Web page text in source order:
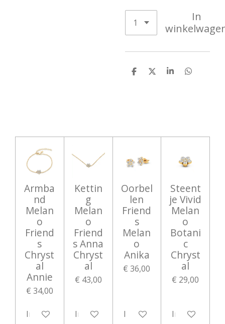
In
D
D
S
D
Armba
nd
Melan
o
Friend
s
Chryst
al
Annie
€ 34,00
In winkelwagen
Kettin
g
Melan
o
Friend
s Anna
Chryst
al
€ 43,00
In winkelwagen
Oorbel
len
Friend
s
Melan
o
Anika
€ 36,00
In winkelwagen
Steent
je Vivid
Melan
o
Botani
c
Chryst
al
€ 29,00
In